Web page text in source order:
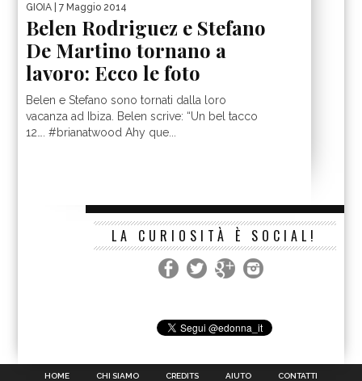
GIOIA | 7 Maggio 2014
Belen Rodriguez e Stefano
De Martino tornano a
lavoro: Ecco le foto
Belen e Stefano sono tornati dalla loro
vacanza ad Ibiza. Belen scrive: “Un bel tacco
12…. #brianatwood Ahy que...
LA CURIOSITÀ È SOCIAL!
HOME CHI SIAMO CREDITS AIUTO CONTATTI